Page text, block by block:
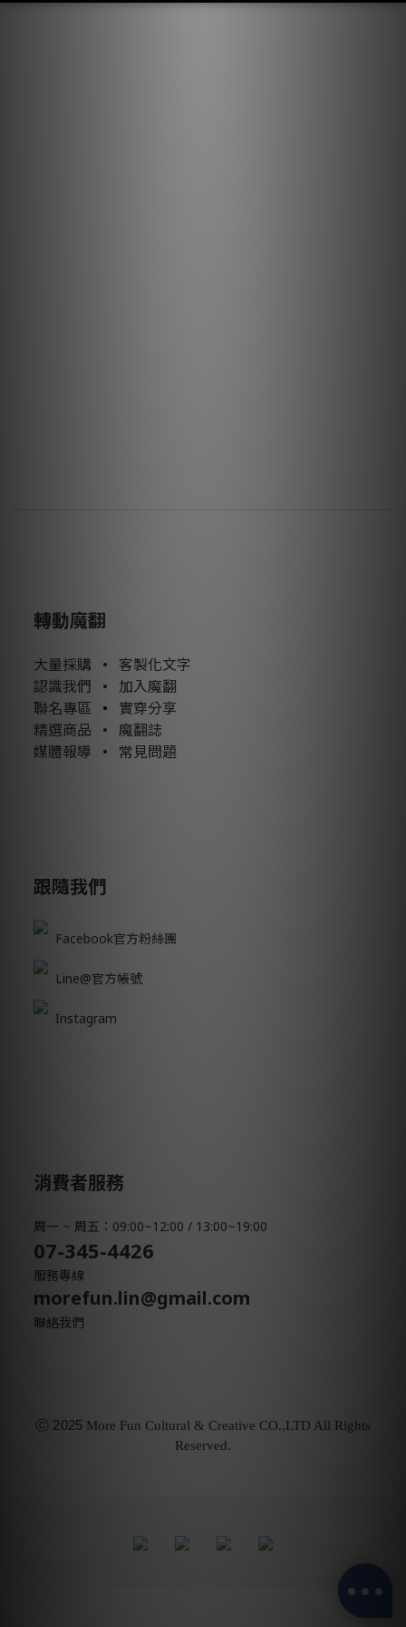
轉動魔翻
大量採購 •
客製化文字
認識我們 •
加入魔翻
聯名專區 •
實穿分享
精選商品 • 魔翻誌
媒體報導
• 常見問題
跟隨我們
Facebook官方粉絲團
Line@官方帳號
Instagram
消費者服務
周一 ~ 周五：09:00~12:00 / 13:00~19:00
07-345-4426
服務專線
morefun.lin@gmail.com
聯絡我們
ⓒ 2025 More Fun Cultural & Creative CO.,LTD All Rights
Reserved.